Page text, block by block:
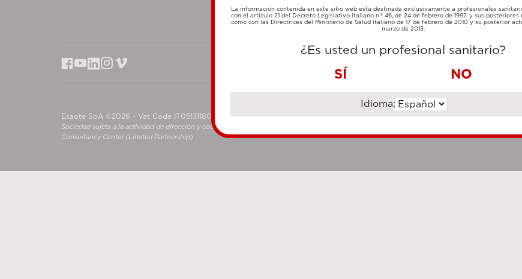
TARJETA
DE
TRANSFERENCIA
BANCARIA
Esaote SpA ©2026 - Vat Code IT05131180969
Sociedad sujeta a la actividad de dirección y coordinación de Shanghai Luzi Enterprise Management
Consultancy Center (Limited Partnership)
La información contenida en este sitio web está destinada exclusivamente a profesionales
con el artículo 21 del Decreto Legislativo italiano n.º 46, de 24 de febrero de 1997, y sus posteriores
como con las Directrices del Ministerio de Salud italiano de 17 de febrero de 2010 y su posterior
marzo de 2013.
¿Es usted un profesional sanitario?
SÍ NO
Idioma: